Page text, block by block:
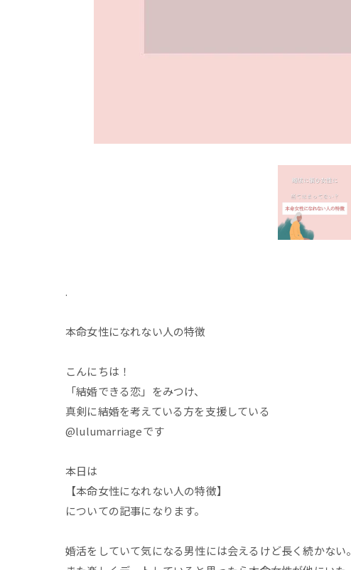
.
本命女性になれない人の特徴
こんにちは！
「結婚できる恋」をみつけ、
真剣に結婚を考えている方を支援している
@lulumarriageです
本日は
【本命女性になれない人の特徴】
についての記事になります。
婚活をしていて気になる男性には会えるけど長く続かない。